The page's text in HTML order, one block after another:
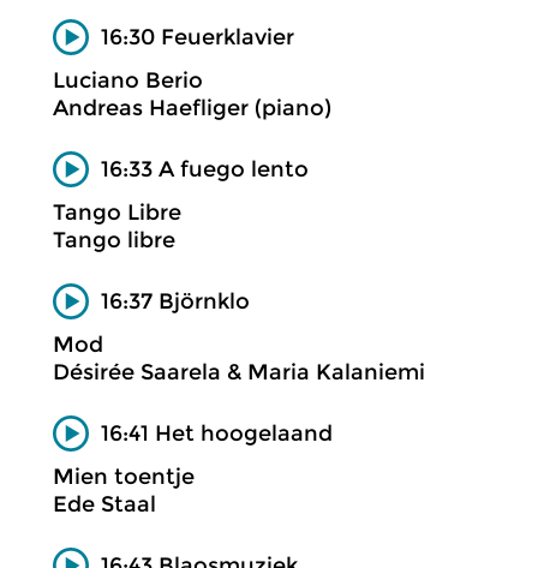
16:30 Feuerklavier
Luciano Berio
Andreas Haefliger (piano)
16:33 A fuego lento
Tango Libre
Tango libre
16:37 Björnklo
Mod
Désirée Saarela & Maria Kalaniemi
16:41 Het hoogelaand
Mien toentje
Ede Staal